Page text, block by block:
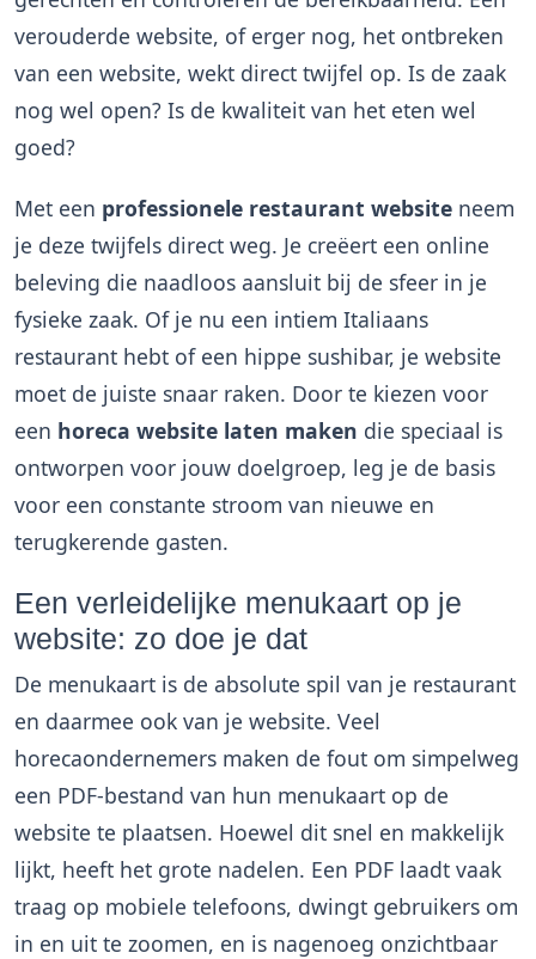
verouderde website, of erger nog, het ontbreken
van een website, wekt direct twijfel op. Is de zaak
nog wel open? Is de kwaliteit van het eten wel
goed?
Met een professionele restaurant website neem
je deze twijfels direct weg. Je creëert een online
beleving die naadloos aansluit bij de sfeer in je
fysieke zaak. Of je nu een intiem Italiaans
restaurant hebt of een hippe sushibar, je website
moet de juiste snaar raken. Door te kiezen voor
een horeca website laten maken die speciaal is
ontworpen voor jouw doelgroep, leg je de basis
voor een constante stroom van nieuwe en
terugkerende gasten.
Een verleidelijke menukaart op je
website: zo doe je dat
De menukaart is de absolute spil van je restaurant
en daarmee ook van je website. Veel
horecaondernemers maken de fout om simpelweg
een PDF-bestand van hun menukaart op de
website te plaatsen. Hoewel dit snel en makkelijk
lijkt, heeft het grote nadelen. Een PDF laadt vaak
traag op mobiele telefoons, dwingt gebruikers om
in en uit te zoomen, en is nagenoeg onzichtbaar